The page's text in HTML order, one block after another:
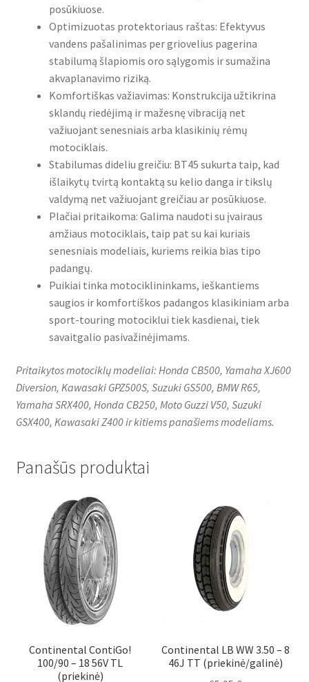
posūkiuose.
Optimizuotas protektoriaus raštas: Efektyvus
vandens pašalinimas per griovelius pagerina
stabilumą šlapiomis oro sąlygomis ir sumažina
akvaplanavimo riziką.
Komfortiškas važiavimas: Konstrukcija užtikrina
sklandų riedėjimą ir mažesnę vibraciją net
važiuojant senesniais arba klasikinių rėmų
motociklais.
Stabilumas dideliu greičiu: BT45 sukurta taip, kad
išlaikytų tvirtą kontaktą su kelio danga ir tikslų
valdymą net važiuojant greičiau ar posūkiuose.
Plačiai pritaikoma: Galima naudoti su įvairaus
amžiaus motociklais, taip pat su kai kuriais
senesniais modeliais, kuriems reikia bias tipo
padangų.
Puikiai tinka motociklininkams, ieškantiems
saugios ir komfortiškos padangos klasikiniam arba
sport-touring motociklui tiek kasdienai, tiek
savaitgalio pasivažinėjimams.
Pritaikytos motociklų modeliai: Honda CB500, Yamaha XJ600
Diversion, Kawasaki GPZ500S, Suzuki GS500, BMW R65,
Yamaha SRX400, Honda CB250, Moto Guzzi V50, Suzuki
GSX400, Kawasaki Z400 ir kitiems panašiems modeliams.
Panašūs produktai
Continental ContiGo!
100/90 – 18 56V TL
(priekinė)
Continental LB WW 3.50 – 8
46J TT (priekinė/galinė)